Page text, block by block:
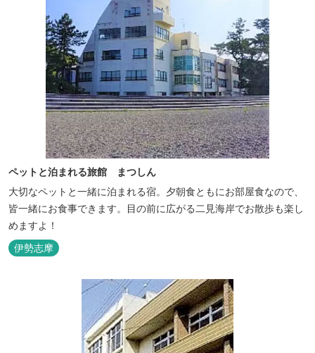
ペットと泊まれる旅館 まつしん
大切なペットと一緒に泊まれる宿。夕朝食ともにお部屋食なので、
皆一緒にお食事できます。目の前に広がる二見海岸でお散歩も楽し
めますよ！
伊勢志摩